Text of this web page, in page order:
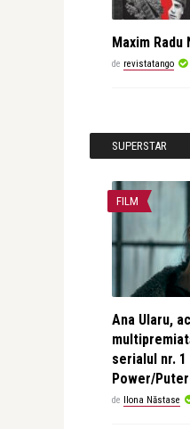
Maxim Radu
de revistatango
SUPERSTAR
FILM
Ana Ularu,
serialul nr.
Power/
de Ilona Năstase